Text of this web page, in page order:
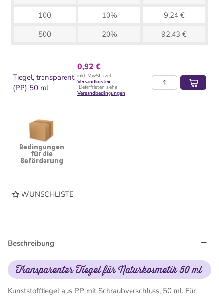
100
10%
9,24 €
500
20% 92,43 €
Tiegel, transparent
(PP) 50 ml
0,92 €
inkl. MwSt zzgl.
Versandkosten
Lieferfristen siehe
Versandbedingungen
Bedingungen
für die
Beförderung
WUNSCHLISTE
Beschreibung
Transparenter Tiegel für Naturkosmetik 50 ml
Kunststofftiegel aus PP mit Schraubverschluss, 50 ml. Für